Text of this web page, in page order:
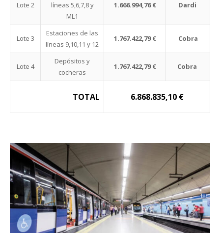
Lote 2
líneas 5,6,7,8 y
ML1
1.666.994,76 € Dardi
Lote 3
Estaciones de las
líneas 9,10,11 y 12
1.767.422,79 € Cobra
Lote 4
Depósitos y
cocheras
1.767.422,79 € Cobra
TOTAL 6.868.835,10 €